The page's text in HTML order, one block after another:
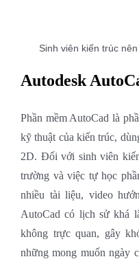
Sinh viên kiến trúc
Autodesk
Phần mềm AutoCad là
kỹ thuật của kiến trúc,
2D. Đối với sinh viên
trường và việc tự học
nhiều tài liệu, video
AutoCad có lịch sử khá
không trực quan, gây
những mong muốn ngày